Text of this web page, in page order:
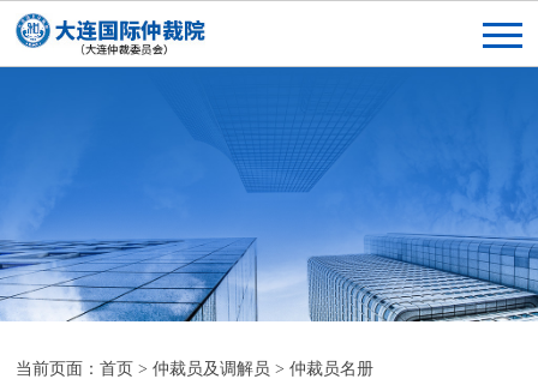
当前页面：首页 >仲裁员及调解员 >仲裁员名册